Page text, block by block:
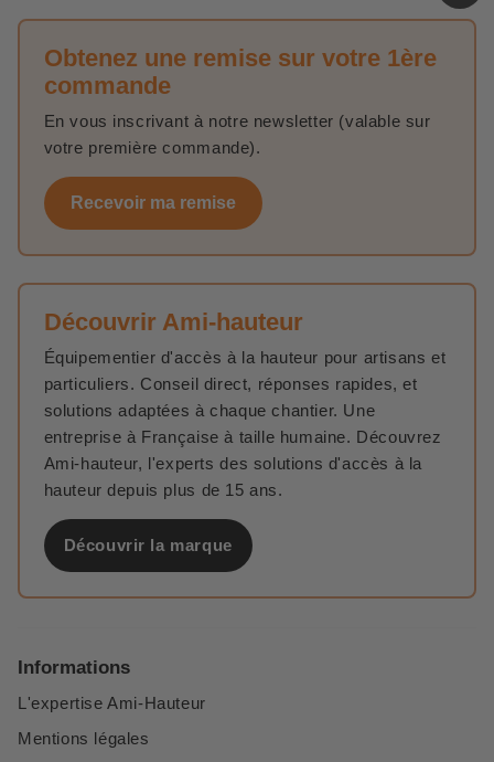
Obtenez une remise sur votre 1ère
commande
En vous inscrivant à notre newsletter (valable sur
votre première commande).
Recevoir ma remise
Découvrir Ami-hauteur
Équipementier d'accès à la hauteur pour artisans et
particuliers. Conseil direct, réponses rapides, et
solutions adaptées à chaque chantier. Une
entreprise à Française à taille humaine. Découvrez
Ami-hauteur, l'experts des solutions d'accès à la
hauteur depuis plus de 15 ans.
Découvrir la marque
Informations
L'expertise Ami-Hauteur
Mentions légales